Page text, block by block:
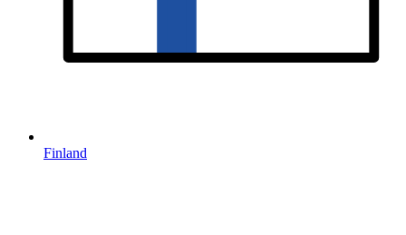
Finland